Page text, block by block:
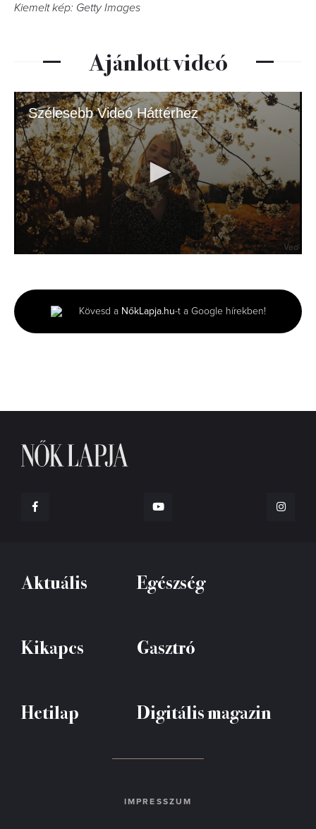
Kiemelt kép: Getty Images
Ajánlott videó
Szélesebb Videó Háttérhez
seconds
Kövesd a NőkLapja.hu-t a Google hírekben!
Aktuális Egészség
Kikapcs Gasztró
Hetilap Digitális magazin
IMPRESSZUM